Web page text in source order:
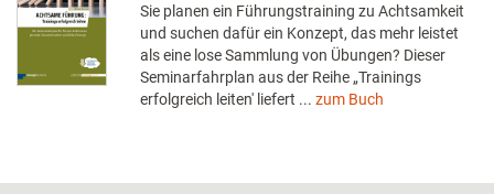
Sie planen ein Führungstraining zu Achtsamkeit
und suchen dafür ein Konzept, das mehr leistet
als eine lose Sammlung von Übungen? Dieser
Seminarfahrplan aus der Reihe „Trainings
erfolgreich leiten' liefert ... zum Buch